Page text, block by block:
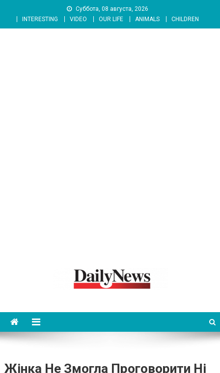
content
Суббота, 08 августа, 2026
INTERESTING
VIDEO OUR LIFE ANIMALS CHILDREN
Жінка Не Змогла Проговорити Ні